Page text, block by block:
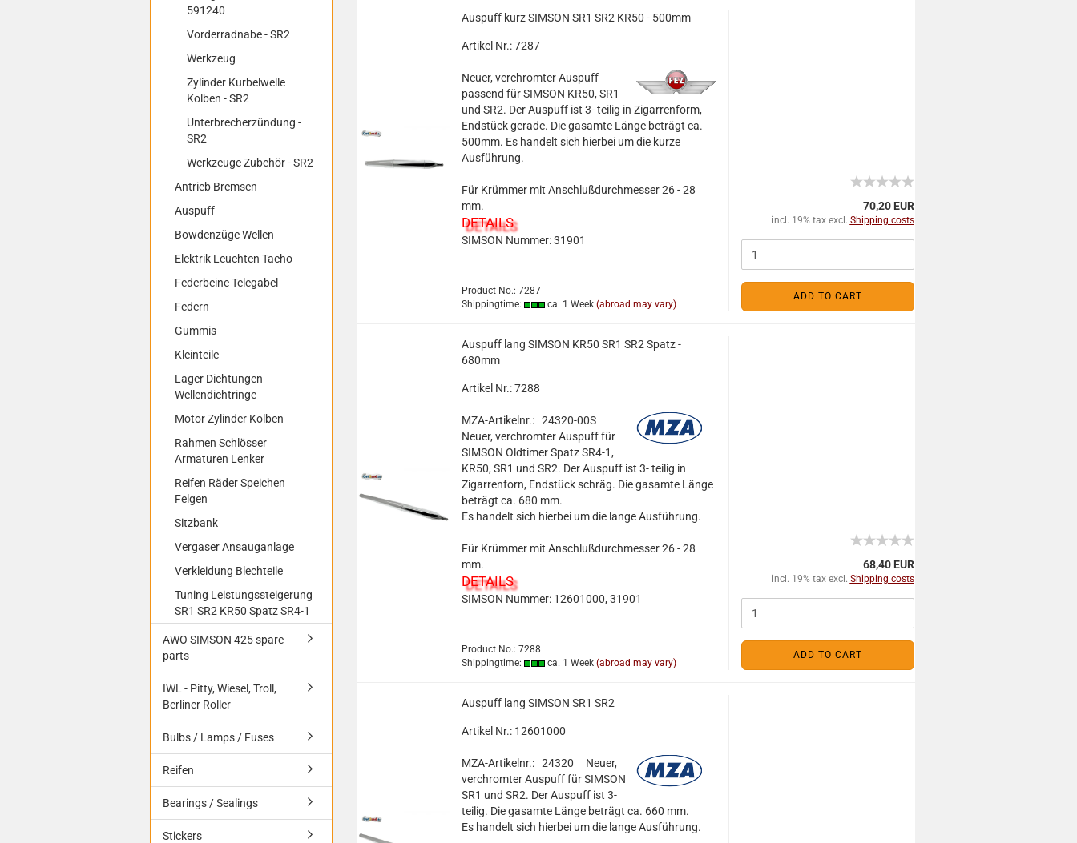
Auspuff kurz SIMSON SR1 SR2 KR50 - 500mm
Artikel Nr.: 7287
Neuer, verchromter Auspuff
passend für SIMSON KR50, SR1
und SR2. Der Auspuff ist 3- teilig in Zigarrenform,
Endstück gerade. Die gasamte Länge beträgt ca.
500mm. Es handelt sich hierbei um die kurze
Ausführung.
Für Krümmer mit Anschlußdurchmesser 26 - 28
mm.
DETAILS
SIMSON Nummer: 31901
Product No.: 7287
Shippingtime:
ca. 1 Week (abroad may vary)
70,20 EUR
incl. 19% tax excl. Shipping costs
ADD TO CART
Auspuff lang SIMSON KR50 SR1 SR2 Spatz -
680mm
Artikel Nr.: 7288
MZA-Artikelnr.: 24320-00S
Neuer, verchromter Auspuff für
SIMSON Oldtimer Spatz SR4-1,
KR50, SR1 und SR2. Der Auspuff ist 3- teilig in
Zigarrenforn, Endstück schräg. Die gasamte Länge
beträgt ca. 680 mm.
Es handelt sich hierbei um die lange Ausführung.
Für Krümmer mit Anschlußdurchmesser 26 - 28
mm.
DETAILS
SIMSON Nummer: 12601000, 31901
Product No.: 7288
Shippingtime:
ca. 1 Week (abroad may vary)
68,40 EUR
incl. 19% tax excl. Shipping costs
ADD TO CART
Auspuff lang SIMSON SR1 SR2
Artikel Nr.: 12601000
MZA-Artikelnr.: 24320
Neuer,
verchromter Auspuff für SIMSON
SR1 und SR2. Der Auspuff ist 3-
teilig. Die gasamte Länge beträgt ca. 660 mm.
Es handelt sich hierbei um die lange Ausführung.
591240
Vorderradnabe - SR2
Werkzeug
Zylinder Kurbelwelle
Kolben - SR2
Unterbrecherzündung -
SR2
Werkzeuge Zubehör - SR2
Antrieb Bremsen
Auspuff
Bowdenzüge Wellen
Elektrik Leuchten Tacho
Federbeine Telegabel
Federn
Gummis
Kleinteile
Lager Dichtungen
Wellendichtringe
Motor Zylinder Kolben
Rahmen Schlösser
Armaturen Lenker
Reifen Räder Speichen
Felgen
Sitzbank
Vergaser Ansauganlage
Verkleidung Blechteile
Tuning Leistungssteigerung
SR1 SR2 KR50 Spatz SR4-1
AWO SIMSON 425 spare
parts
IWL - Pitty, Wiesel, Troll,
Berliner Roller
Bulbs / Lamps / Fuses
Reifen
Bearings / Sealings
Stickers